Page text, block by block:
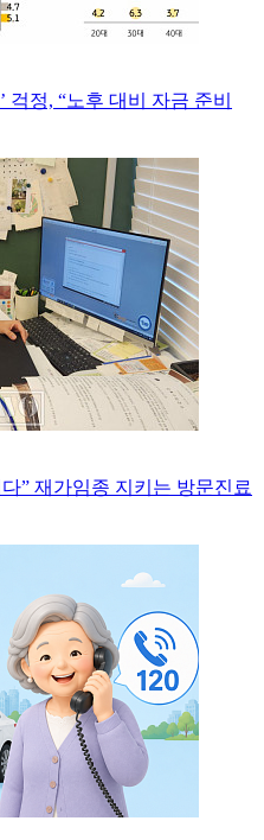
걱정, “노후 대비 자금 준비
” 재가임종 지키는 방문진료